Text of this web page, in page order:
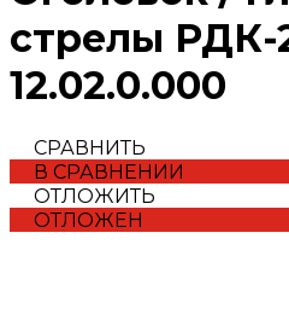
стрелы РДК-
12.02.0.000
СРАВНИТЬ
В СРАВНЕНИИ
ОТЛОЖИТЬ
ОТЛОЖЕН